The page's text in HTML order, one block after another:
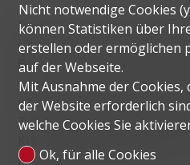
Der Wohnkomplex Safa
(über zwei Brücken) vom
Bewohner der Immobilie
wichtigen Autobahnen in
ist die Sheikh Zayed Road,
Teil der Stadt gelangen
internationale Flughafen ist
Nicht notwendige Cookies
können Statistiken über
erstellen oder ermöglichen
auf der Webseite.
Mit Ausnahme der
der Website erforderlich
welche Cookies Sie
Ok, für alle Cookies